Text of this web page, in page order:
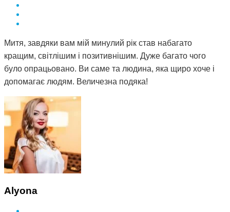
Митя, завдяки вам мій минулий рік став набагато
кращим, світлішим і позитивнішим. Дуже багато чого
було опрацьовано. Ви саме та людина, яка щиро хоче і
допомагає людям. Величезна подяка!
Alyona